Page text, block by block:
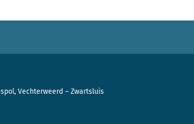
Vechterweerd – Zwartsluis